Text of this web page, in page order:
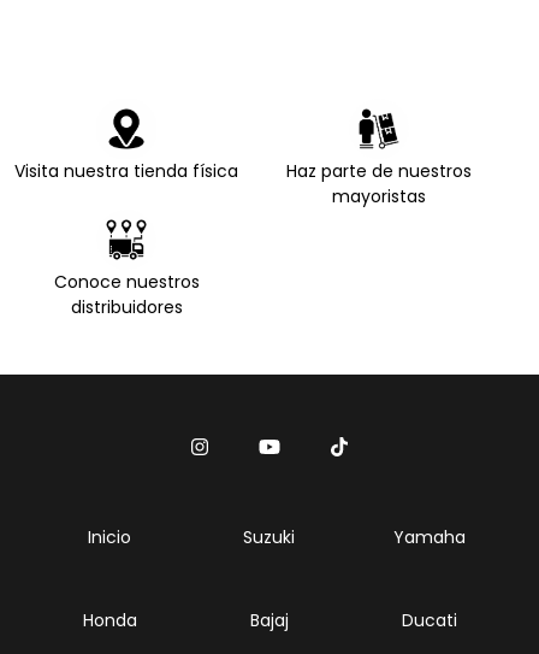
Visita nuestra tienda física
Haz parte de nuestros
mayoristas
Conoce nuestros
distribuidores
Inicio Suzuki Yamaha
Honda Bajaj Ducati